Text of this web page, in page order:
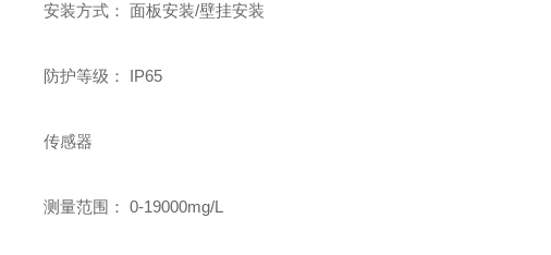
安装方式： 面板安装/壁挂安装
防护等级： IP65
传感器
测量范围： 0-19000mg/L